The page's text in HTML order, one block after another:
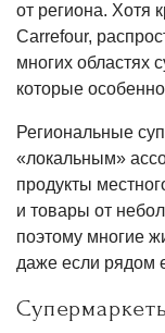
от региона. Хотя
Carrefour,
многих областях
которые
Региональные
«локальным»
продукты
и товары от
поэтому многие
даже если рядом